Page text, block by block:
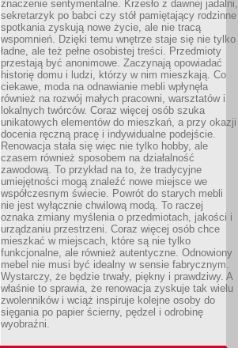
znaczenie sentymentalne. Krzesło z dawnej jadalni,
sekretarzyk po babci czy stół pamiętający rodzinne
spotkania zyskują nowe życie, ale nie tracą
wspomnień. Dzięki temu wnętrze staje się nie tylko
ładne, ale też pełne osobistej treści. Przedmioty
przestają być anonimowe. Zaczynają opowiadać
historię domu i ludzi, którzy w nim mieszkają. Co
ciekawe, moda na odnawianie mebli wpłynęła
również na rozwój małych pracowni, warsztatów i
lokalnych twórców. Coraz więcej osób szuka
unikatowych elementów do mieszkań, a przy okazji
docenia ręczną pracę i indywidualne podejście.
Renowacja stała się więc nie tylko hobby, ale
czasem również sposobem na działalność
zawodową. To przykład na to, że tradycyjne
umiejętności mogą znaleźć nowe miejsce we
współczesnym świecie. Powrót do starych mebli
nie jest wyłącznie chwilową modą. To raczej
oznaka zmiany myślenia o przedmiotach, jakości i
urządzaniu przestrzeni. Coraz więcej osób chce
mieszkać w miejscach, które są nie tylko
funkcjonalne, ale również autentyczne. Odnowiony
mebel nie musi być idealny w sensie fabrycznym.
Wystarczy, że będzie trwały, piękny i prawdziwy. A
właśnie to sprawia, że renowacja zyskuje tak wielu
zwolenników i wciąż inspiruje kolejne osoby do
sięgania po papier ścierny, pędzel i odrobinę
wyobraźni.